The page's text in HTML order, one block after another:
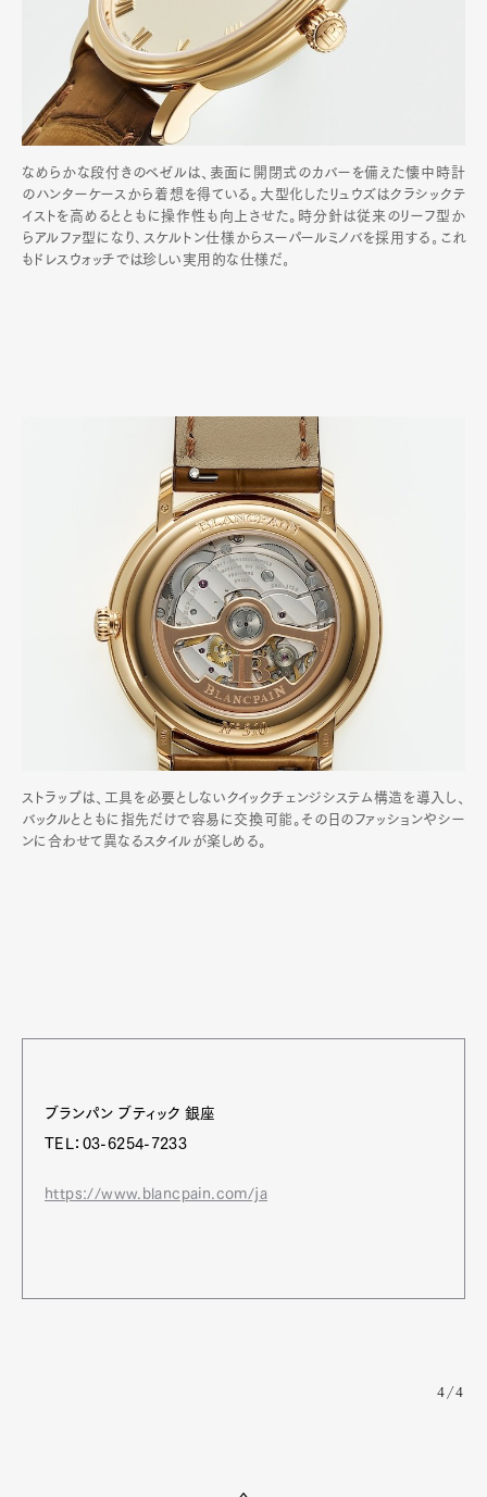
なめらかな段付きのベゼルは、表面に開閉式のカバーを備えた懐中時計
のハンターケースから着想を得ている。大型化したリュウズはクラシックテ
イストを高めるとともに操作性も向上させた。時分針は従来のリーフ型か
らアルファ型になり､スケルトン仕様からスーパールミノバを採用する｡これ
もドレスウォッチでは珍しい実用的な仕様だ｡
ストラップは、工具を必要としないクイックチェンジシステム構造を導入し、
バックルとともに指先だけで容易に交換可能。その日のファッションやシー
ンに合わせて異なるスタイルが楽しめる。
ブランパン ブティック 銀座
TEL：03-6254-7233
https://www.blancpain.com/ja
4/4